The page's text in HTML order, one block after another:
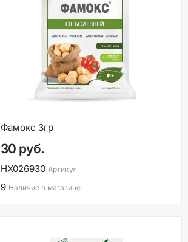
Фамокс 3гр
30 руб.
НХ026930 Артикул
9 Наличие в магазине